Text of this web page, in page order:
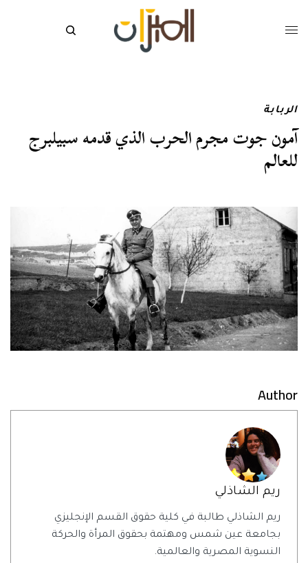
الربابة
آمون جوت مجرم الحرب الذي قدمه سبيلبرج
للعالم
Author
ريم الشاذلي
ريم الشاذلي طالبة في كلية حقوق القسم الإنجليزي
بجامعة عين شمس ومهتمة بحقوق المرأة والحركة
النسوية المصرية والعالمية.